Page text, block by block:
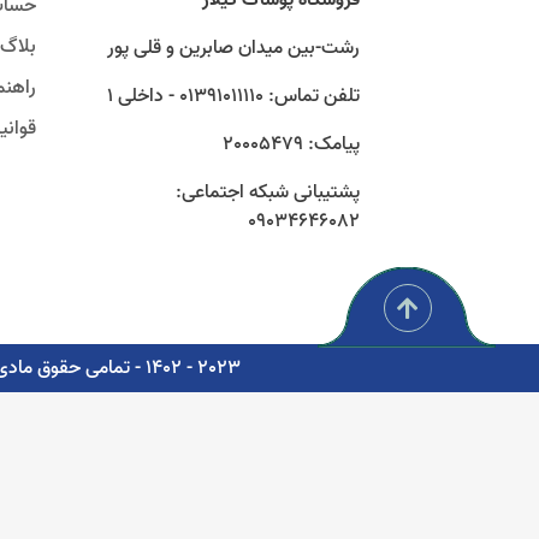
رشت-بین میدان صابرین و قلی پور
تلفن تماس: 01391011110 - داخلی 1
پیامک: 20005479
پشتیبانی شبکه اجتماعی:
09034646082
بلاگ
2023 - 1402 - تمامی حقوق مادی و معنوی برای شرکت پوشاک سبز گستر گیلار محفوظ است. - مشاوره، پشتیبانی و طراحی اتوماسیون دیجیتال: